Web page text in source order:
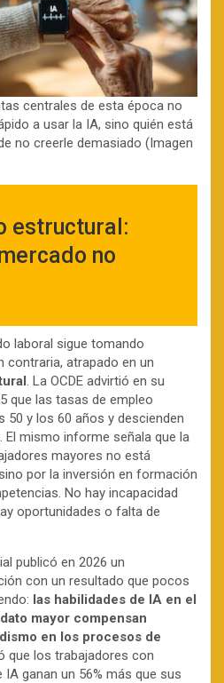
centrales de esta época no
a usar la IA, sino quién está
no creerle demasiado (Imagen
estructural:
no
laboral sigue tomando
contraria, atrapado en un
. La OCDE advirtió en su
que las tasas de empleo
50 y los 60 años y descienden
mismo informe señala que la
mayores no está
por la inversión en formación
No hay incapacidad
oportunidades o falta de
publicó en 2026 un
con un resultado que pocos
las habilidades de IA en el
mayor compensan
en los procesos de
que los trabajadores con
ganan un 56% más que sus